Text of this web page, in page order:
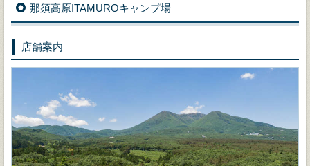
那須高原ITAMUROキャンプ場
店舗案内